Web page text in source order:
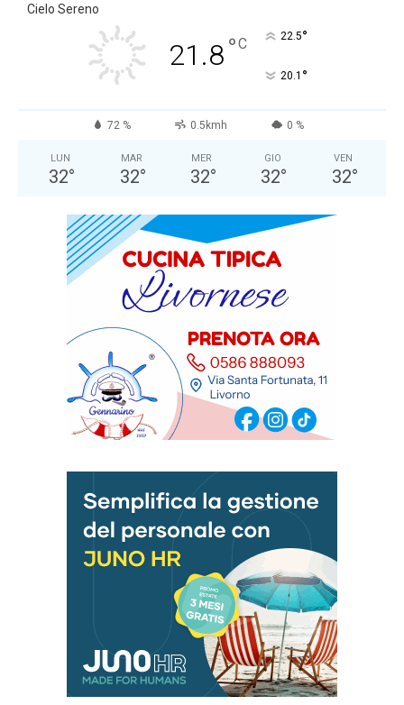
Cielo Sereno
21.8°C 22.5°
20.1 °
72 % 0.5kmh 0 %
LUN
32°
MAR
32°
MER
32°
GIO
32°
VEN
32°